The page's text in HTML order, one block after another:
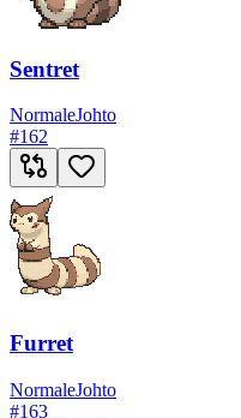
Sentret
NormaleJohto
#162
Furret
NormaleJohto
#163